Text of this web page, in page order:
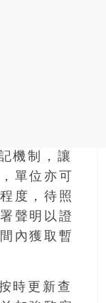
機制，讓
單位亦可
度，待照
聲明以證
內獲取暫
時更新查